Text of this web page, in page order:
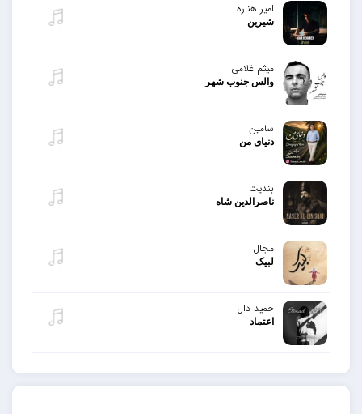
امیر هناره
شیرین
میثم غلامی
والس جنوب شهر
سامین
دنیای من
بندیت
ناصرالدین شاه
مجال
لبیک
حمید دال
اعتماد